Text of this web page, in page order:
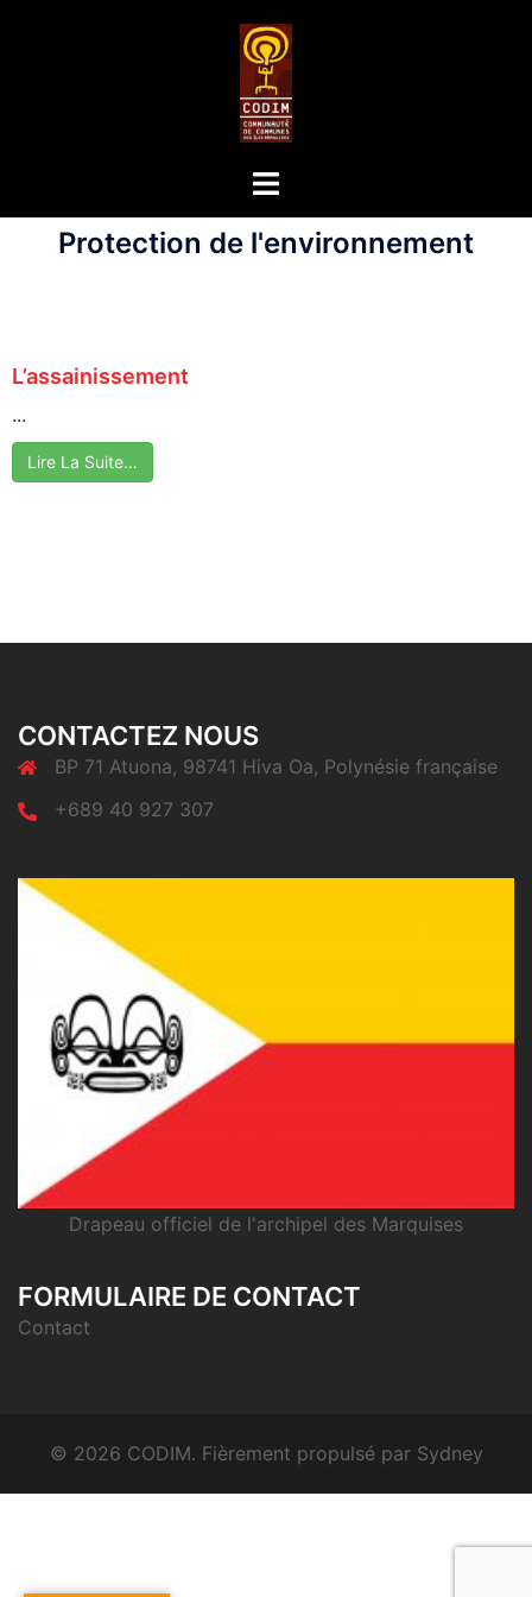
Protection de l'environnement
L’assainissement
...
Lire La Suite…
CONTACTEZ NOUS
BP 71 Atuona, 98741 Hiva Oa, Polynésie française
+689 40 927 307
Drapeau officiel de l'archipel des Marquises
FORMULAIRE DE CONTACT
Contact
© 2026 CODIM. Fièrement propulsé par Sydney